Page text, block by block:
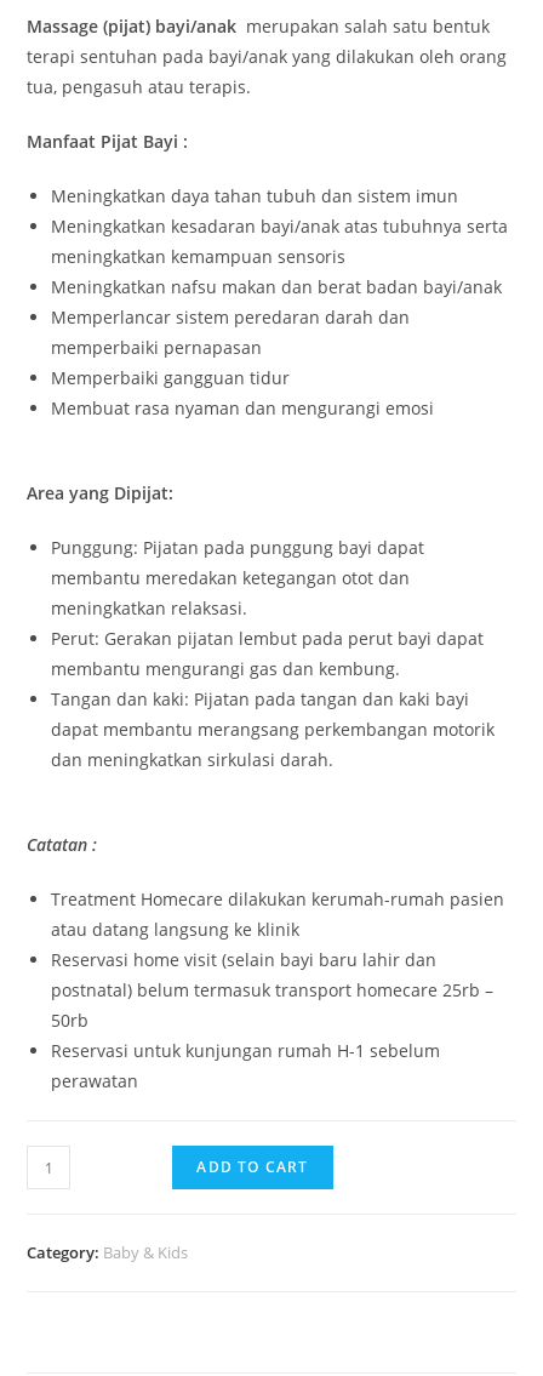
Massage (pijat) bayi/anak merupakan salah satu bentuk
terapi sentuhan pada bayi/anak yang dilakukan oleh orang
tua, pengasuh atau terapis.
Manfaat Pijat Bayi :
Meningkatkan daya tahan tubuh dan sistem imun
Meningkatkan kesadaran bayi/anak atas tubuhnya serta
meningkatkan kemampuan sensoris
Meningkatkan nafsu makan dan berat badan bayi/anak
Memperlancar sistem peredaran darah dan
memperbaiki pernapasan
Memperbaiki gangguan tidur
Membuat rasa nyaman dan mengurangi emosi
Area yang Dipijat:
Punggung: Pijatan pada punggung bayi dapat
membantu meredakan ketegangan otot dan
meningkatkan relaksasi.
Perut: Gerakan pijatan lembut pada perut bayi dapat
membantu mengurangi gas dan kembung.
Tangan dan kaki: Pijatan pada tangan dan kaki bayi
dapat membantu merangsang perkembangan motorik
dan meningkatkan sirkulasi darah.
Catatan :
Treatment Homecare dilakukan kerumah-rumah pasien
atau datang langsung ke klinik
Reservasi home visit (selain bayi baru lahir dan
postnatal) belum termasuk transport homecare 25rb –
50rb
Reservasi untuk kunjungan rumah H-1 sebelum
perawatan
ADD TO CART
Category: Baby & Kids